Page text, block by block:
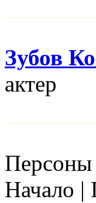
Зубов
актер
Персоны
Начало |